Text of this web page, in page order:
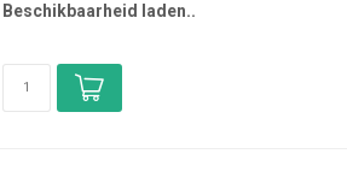
Beschikbaarheid laden..